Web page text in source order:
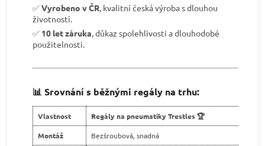
✅Vyrobeno v ČR, kvalitní česká výroba s dlouhou
životností.
✅ 10 let záruka, důkaz spolehlivosti a dlouhodobé
použitelnosti.
📊 Srovnání s běžnými regály na trhu:
Vlastnost Regály na pneumatiky Trestles 🏆
Montáž Bezšroubová, snadná